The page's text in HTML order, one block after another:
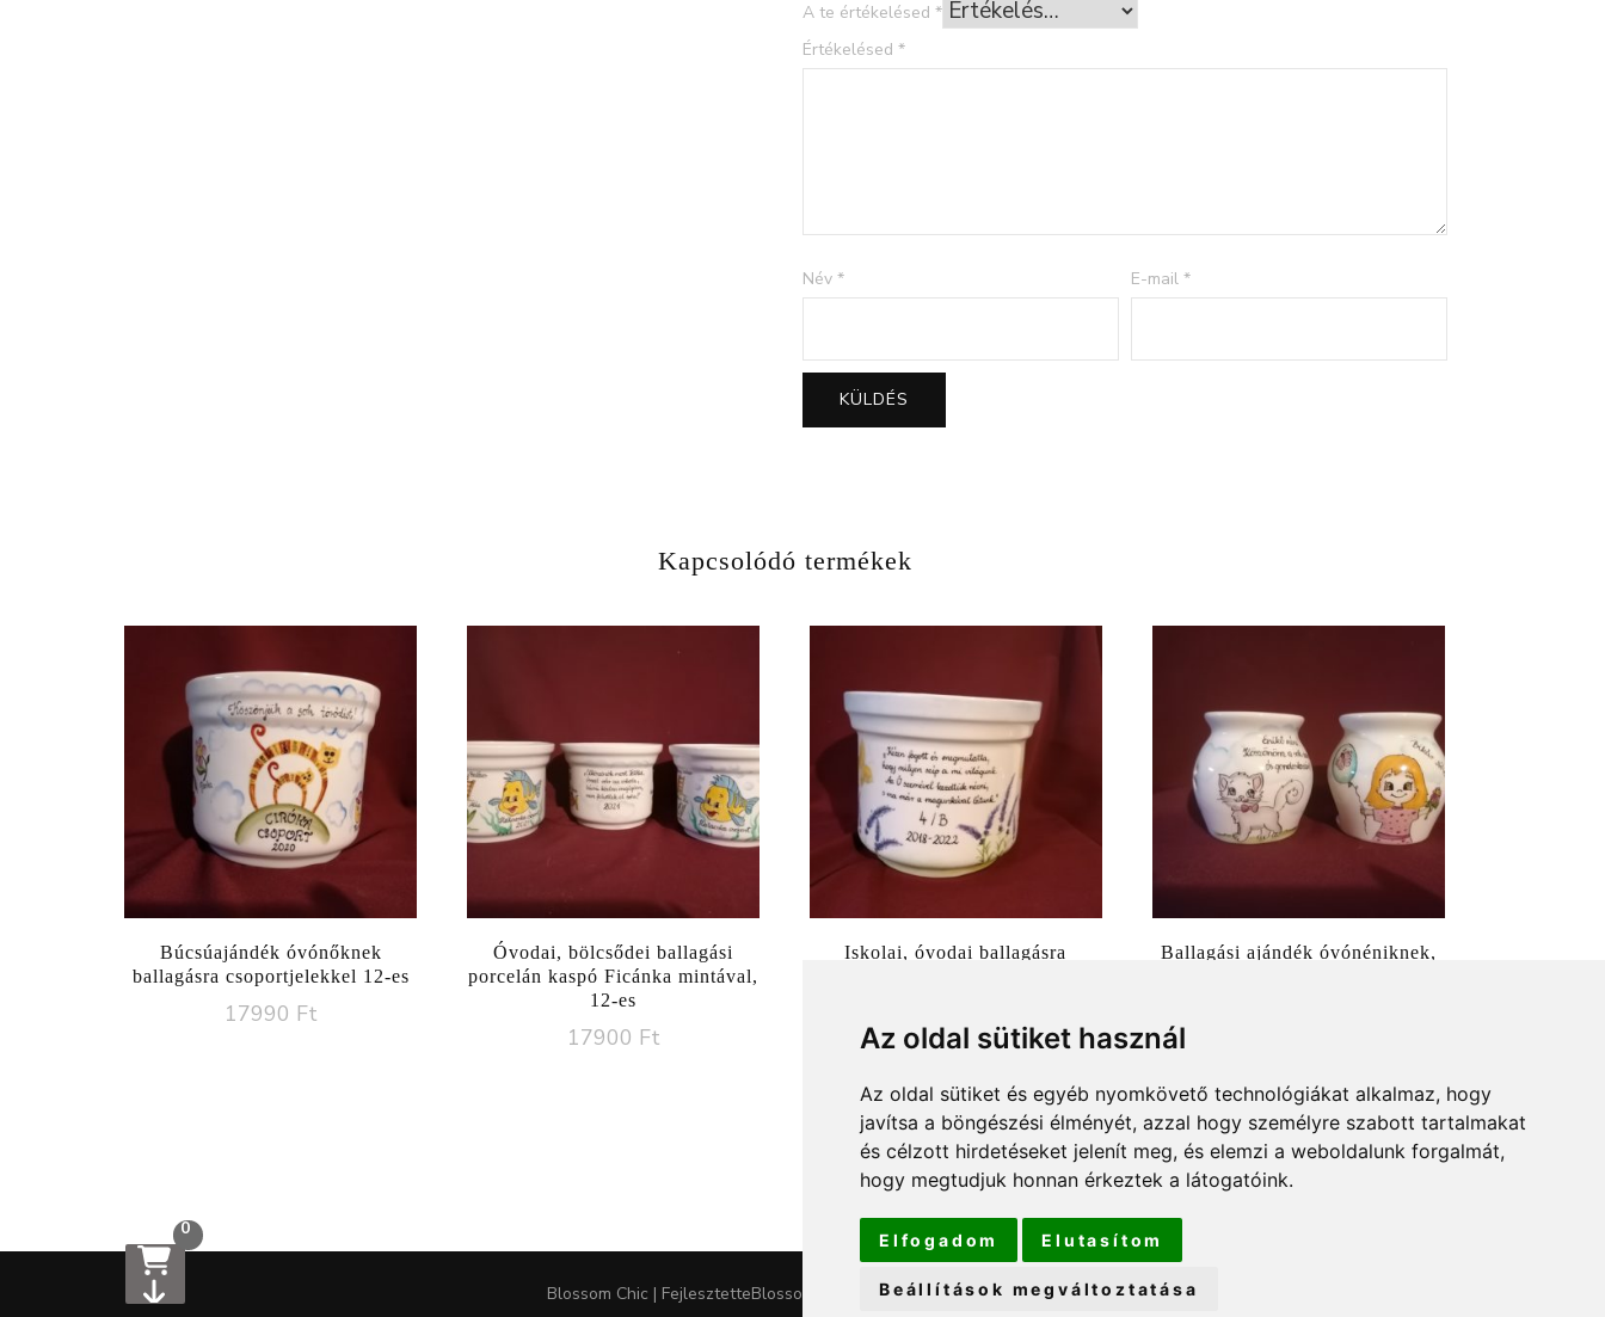
Az oldal sütiket használ
Az oldal sütiket és egyéb nyomkövető technológiákat alkalmaz, hogy
javítsa a böngészési élményét, azzal hogy személyre szabott tartalmakat
és célzott hirdetéseket jelenít meg, és elemzi a weboldalunk forgalmát,
hogy megtudjuk honnan érkeztek a látogatóink.
Elfogadom Elutasítom
Beállítások megváltoztatása
A te értékelésed *
Értékelésed *
Név * E-mail*
Kapcsolódó termékek
Búcsúajándék óvónőknek
ballagásra csoportjelekkel 12-es
17990 Ft
Óvodai, bölcsődei ballagási
porcelán kaspó Ficánka mintával,
12-es
17900 Ft
Iskolai, óvodai ballagásra
19990Ft
Ballagási ajándék óvónéniknek,
Blossom Chic | FejlesztetteBlossom Themes.Készítette:WordPress
0